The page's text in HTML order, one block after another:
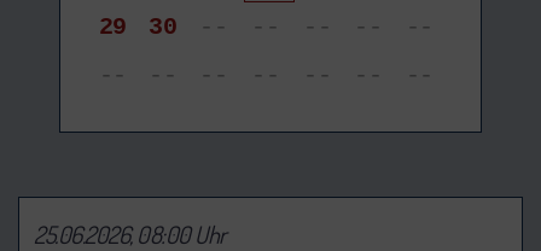
29
30 -- -- -- --
--
--
-- -- -- -- -- --
25.06.2026, 08:00 Uhr